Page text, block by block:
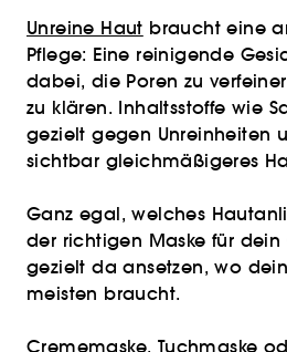
Unreine Haut braucht eine
Pflege: Eine reinigende
dabei, die Poren zu
zu klären. Inhaltsstoffe wie
gezielt gegen Unreinheiten
sichtbar gleichmäßigeres
Ganz egal, welches
der richtigen Maske für dein
gezielt da ansetzen, wo
meisten braucht.
Crememaske, Tuchmaske